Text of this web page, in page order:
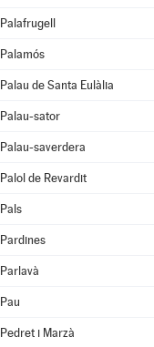
Palafrugell
Palamós
Palau de Santa Eulàlia
Palau-sator
Palau-saverdera
Palol de Revardit
Pals
Pardines
Parlavà
Pau
Pedret i Marzà